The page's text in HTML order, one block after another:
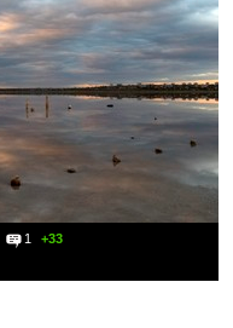
1 +33